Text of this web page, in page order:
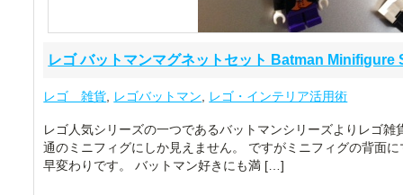
レゴ バットマンマグネットセット Batman Minifigure
レゴ 雑貨 レゴバットマン レゴ・インテリア活用術
レゴ人気シリーズの一つであるバットマンシリーズよりレゴ
通のミニフィグにしか見えません。 ですがミニフィグの背面
早変わりです。 バットマン好きにも満 […]